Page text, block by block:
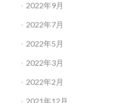
2022年9月
2022年7月
2022年5月
2022年3月
2022年2月
2021年12月